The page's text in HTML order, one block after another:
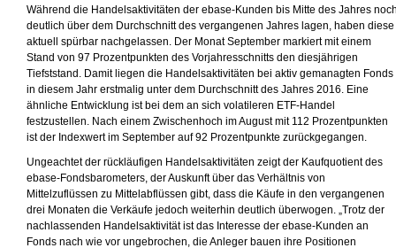
Während die Handelsaktivitäten der ebase-Kunden bis Mitte des Jahres
deutlich über dem Durchschnitt des vergangenen Jahres lagen, haben diese
aktuell spürbar nachgelassen. Der Monat September markiert mit einem
Stand von 97 Prozentpunkten des Vorjahresschnitts den diesjährigen
Tiefststand. Damit liegen die Handelsaktivitäten bei aktiv gemanagten Fonds
in diesem Jahr erstmalig unter dem Durchschnitt des Jahres 2016. Eine
ähnliche Entwicklung ist bei dem an sich volatileren ETF-Handel
festzustellen. Nach einem Zwischenhoch im August mit 112 Prozentpunkten
ist der Indexwert im September auf 92 Prozentpunkte zurückgegangen.
Ungeachtet der rückläufigen Handelsaktivitäten zeigt der Kaufquotient des
ebase-Fondsbarometers, der Auskunft über das Verhältnis von
Mittelzuflüssen zu Mittelabflüssen gibt, dass die Käufe in den vergangenen
drei Monaten die Verkäufe jedoch weiterhin deutlich überwogen. „Trotz der
nachlassenden Handelsaktivität ist das Interesse der ebase-Kunden an
Fonds nach wie vor ungebrochen, die Anleger bauen ihre Positionen